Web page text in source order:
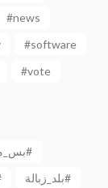
#news
#software
#vote
بس_ما_في_داعي_نتحرك_البلد_ماشي_وعاجقة_عفسوح#
بلد_زبالة#